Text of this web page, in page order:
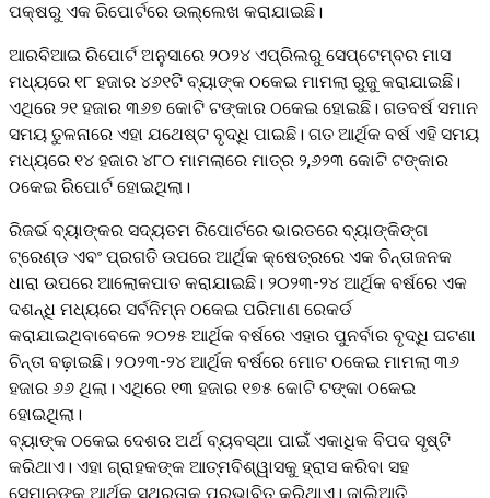
ପକ୍ଷରୁ ଏକ ରିପୋର୍ଟରେ ଉଲ୍ଲେଖ କରାଯାଇଛି।
ଆରବିଆଇ ରିପୋର୍ଟ ଅନୁସାରେ ୨୦୨୪ ଏପ୍ରିଲରୁ ସେପ୍ଟେମ୍ବର ମାସ
ମଧ୍ୟରେ ୧୮ ହଜାର ୪୬୧ଟି ବ୍ୟାଙ୍କ ଠକେଇ ମାମଲା ରୁଜୁ କରାଯାଇଛି।
ଏଥିରେ ୨୧ ହଜାର ୩୬୭ କୋଟି ଟଙ୍କାର ଠକେଇ ହୋଇଛି। ଗତବର୍ଷ ସମାନ
ସମୟ ତୁଳନାରେ ଏହା ଯଥେଷ୍ଟ ବୃଦ୍ଧି ପାଇଛି। ଗତ ଆର୍ଥିକ ବର୍ଷ ଏହି ସମୟ
ମଧ୍ୟରେ ୧୪ ହଜାର ୪୮୦ ମାମଲାରେ ମାତ୍ର ୨,୬୨୩ କୋଟି ଟଙ୍କାର
ଠକେଇ ରିପୋର୍ଟ ହୋଇଥିଲା।
ରିଜର୍ଭ ବ୍ୟାଙ୍କର ସଦ୍ୟତମ ରିପୋର୍ଟରେ ଭାରତରେ ବ୍ୟାଙ୍କିଙ୍ଗ
ଟ୍ରେଣ୍ଡ ଏବଂ ପ୍ରଗତି ଉପରେ ଆର୍ଥିକ କ୍ଷେତ୍ରରେ ଏକ ଚିନ୍ତାଜନକ
ଧାରା ଉପରେ ଆଲୋକପାତ କରାଯାଇଛି। ୨୦୨୩-୨୪ ଆର୍ଥିକ ବର୍ଷରେ ଏକ
ଦଶନ୍ଧି ମଧ୍ୟରେ ସର୍ବନିମ୍ନ ଠକେଇ ପରିମାଣ ରେକର୍ଡ
କରାଯାଇଥିବାବେଳେ ୨୦୨୫ ଆର୍ଥିକ ବର୍ଷରେ ଏହାର ପୁନର୍ବାର ବୃଦ୍ଧି ଘଟଣା
ଚିନ୍ତା ବଢ଼ାଇଛି। ୨୦୨୩-୨୪ ଆର୍ଥିକ ବର୍ଷରେ ମୋଟ ଠକେଇ ମାମଲା ୩୬
ହଜାର ୬୬ ଥିଲା। ଏଥିରେ ୧୩ ହଜାର ୧୭୫ କୋଟି ଟଙ୍କା ଠକେଇ
ହୋଇଥିଲା।
ବ୍ୟାଙ୍କ ଠକେଇ ଦେଶର ଅର୍ଥ ବ୍ୟବସ୍ଥା ପାଇଁ ଏକାଧିକ ବିପଦ ସୃଷ୍ଟି
କରିଥାଏ। ଏହା ଗ୍ରାହକଙ୍କ ଆତ୍ମବିଶ୍ୱାସକୁ ହ୍ରାସ କରିବା ସହ
ସେମାନଙ୍କ ଆର୍ଥିକ ସ୍ଥିରତାକୁ ପ୍ରଭାବିତ କରିଥାଏ। ଜାଲିଆତି